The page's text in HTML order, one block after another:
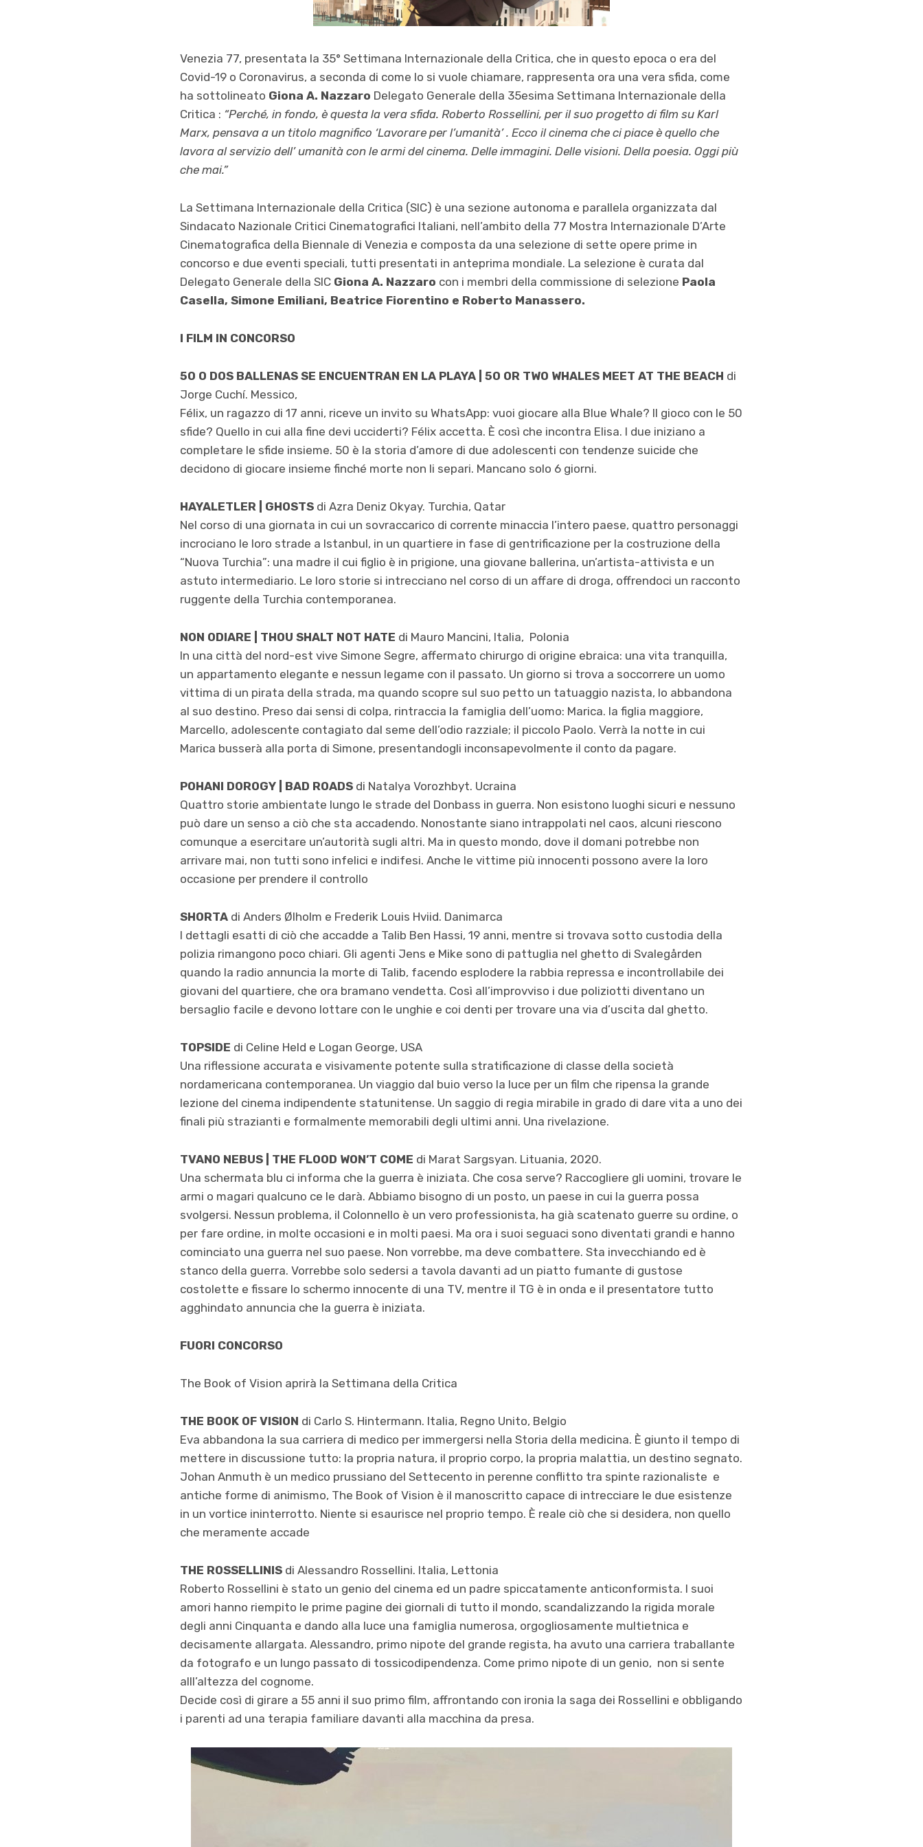
Venezia 77, presentata la 35° Settimana Internazionale della Critica, che in questo epoca o era del
Covid-19 o Coronavirus, a seconda di come lo si vuole chiamare, rappresenta ora una vera sfida, come
ha sottolineato Giona A. Nazzaro Delegato Generale della 35esima Settimana Internazionale della
Critica : “Perché, in fondo, è questa la vera sfida. Roberto Rossellini, per il suo progetto di film su Karl
Marx, pensava a un titolo magnifico ‘Lavorare per l’umanità’ . Ecco il cinema che ci piace è quello che
lavora al servizio dell’ umanità con le armi del cinema. Delle immagini. Delle visioni. Della poesia. Oggi più
che mai.”
La Settimana Internazionale della Critica (SIC) è una sezione autonoma e parallela organizzata dal
Sindacato Nazionale Critici Cinematografici Italiani, nell’ambito della 77 Mostra Internazionale D’Arte
Cinematografica della Biennale di Venezia e composta da una selezione di sette opere prime in
concorso e due eventi speciali, tutti presentati in anteprima mondiale. La selezione è curata dal
Delegato Generale della SIC Giona A. Nazzaro con i membri della commissione di selezione Paola
Casella, Simone Emiliani, Beatrice Fiorentino e Roberto Manassero.
I FILM IN CONCORSO
50 O DOS BALLENAS SE ENCUENTRAN EN LA PLAYA | 50 OR TWO WHALES MEET AT THE BEACH di
Jorge Cuchí. Messico,
Félix, un ragazzo di 17 anni, riceve un invito su WhatsApp: vuoi giocare alla Blue Whale? Il gioco con le 50
sfide? Quello in cui alla fine devi ucciderti? Félix accetta. È così che incontra Elisa. I due iniziano a
completare le sfide insieme. 50 è la storia d’amore di due adolescenti con tendenze suicide che
decidono di giocare insieme finché morte non li separi. Mancano solo 6 giorni.
HAYALETLER | GHOSTS di Azra Deniz Okyay. Turchia, Qatar
Nel corso di una giornata in cui un sovraccarico di corrente minaccia l’intero paese, quattro personaggi
incrociano le loro strade a Istanbul, in un quartiere in fase di gentrificazione per la costruzione della
“Nuova Turchia”: una madre il cui figlio è in prigione, una giovane ballerina, un’artista-attivista e un
astuto intermediario. Le loro storie si intrecciano nel corso di un affare di droga, offrendoci un racconto
ruggente della Turchia contemporanea.
NON ODIARE | THOU SHALT NOT HATE di Mauro Mancini, Italia, Polonia
In una città del nord-est vive Simone Segre, affermato chirurgo di origine ebraica: una vita tranquilla,
un appartamento elegante e nessun legame con il passato. Un giorno si trova a soccorrere un uomo
vittima di un pirata della strada, ma quando scopre sul suo petto un tatuaggio nazista, lo abbandona
al suo destino. Preso dai sensi di colpa, rintraccia la famiglia dell’uomo: Marica. la figlia maggiore,
Marcello, adolescente contagiato dal seme dell’odio razziale; il piccolo Paolo. Verrà la notte in cui
Marica busserà alla porta di Simone, presentandogli inconsapevolmente il conto da pagare.
POHANI DOROGY | BAD ROADS di Natalya Vorozhbyt. Ucraina
Quattro storie ambientate lungo le strade del Donbass in guerra. Non esistono luoghi sicuri e nessuno
può dare un senso a ciò che sta accadendo. Nonostante siano intrappolati nel caos, alcuni riescono
comunque a esercitare un’autorità sugli altri. Ma in questo mondo, dove il domani potrebbe non
arrivare mai, non tutti sono infelici e indifesi. Anche le vittime più innocenti possono avere la loro
occasione per prendere il controllo
SHORTA di Anders Ølholm e Frederik Louis Hviid. Danimarca
I dettagli esatti di ciò che accadde a Talib Ben Hassi, 19 anni, mentre si trovava sotto custodia della
polizia rimangono poco chiari. Gli agenti Jens e Mike sono di pattuglia nel ghetto di Svalegården
quando la radio annuncia la morte di Talib, facendo esplodere la rabbia repressa e incontrollabile dei
giovani del quartiere, che ora bramano vendetta. Così all’improvviso i due poliziotti diventano un
bersaglio facile e devono lottare con le unghie e coi denti per trovare una via d’uscita dal ghetto.
TOPSIDE di Celine Held e Logan George, USA
Una riflessione accurata e visivamente potente sulla stratificazione di classe della società
nordamericana contemporanea. Un viaggio dal buio verso la luce per un film che ripensa la grande
lezione del cinema indipendente statunitense. Un saggio di regia mirabile in grado di dare vita a uno dei
finali più strazianti e formalmente memorabili degli ultimi anni. Una rivelazione.
TVANO NEBUS | THE FLOOD WON’T COME di Marat Sargsyan. Lituania, 2020.
Una schermata blu ci informa che la guerra è iniziata. Che cosa serve? Raccogliere gli uomini, trovare le
armi o magari qualcuno ce le darà. Abbiamo bisogno di un posto, un paese in cui la guerra possa
svolgersi. Nessun problema, il Colonnello è un vero professionista, ha già scatenato guerre su ordine, o
per fare ordine, in molte occasioni e in molti paesi. Ma ora i suoi seguaci sono diventati grandi e hanno
cominciato una guerra nel suo paese. Non vorrebbe, ma deve combattere. Sta invecchiando ed è
stanco della guerra. Vorrebbe solo sedersi a tavola davanti ad un piatto fumante di gustose
costolette e fissare lo schermo innocente di una TV, mentre il TG è in onda e il presentatore tutto
agghindato annuncia che la guerra è iniziata.
FUORI CONCORSO
The Book of Vision aprirà la Settimana della Critica
THE BOOK OF VISION di Carlo S. Hintermann. Italia, Regno Unito, Belgio
Eva abbandona la sua carriera di medico per immergersi nella Storia della medicina. È giunto il tempo di
mettere in discussione tutto: la propria natura, il proprio corpo, la propria malattia, un destino segnato.
Johan Anmuth è un medico prussiano del Settecento in perenne conflitto tra spinte razionaliste e
antiche forme di animismo, The Book of Vision è il manoscritto capace di intrecciare le due esistenze
in un vortice ininterrotto. Niente si esaurisce nel proprio tempo. È reale ciò che si desidera, non quello
che meramente accade
THE ROSSELLINIS di Alessandro Rossellini. Italia, Lettonia
Roberto Rossellini è stato un genio del cinema ed un padre spiccatamente anticonformista. I suoi
amori hanno riempito le prime pagine dei giornali di tutto il mondo, scandalizzando la rigida morale
degli anni Cinquanta e dando alla luce una famiglia numerosa, orgogliosamente multietnica e
decisamente allargata. Alessandro, primo nipote del grande regista, ha avuto una carriera traballante
da fotografo e un lungo passato di tossicodipendenza. Come primo nipote di un genio, non si sente
alll’altezza del cognome.
Decide così di girare a 55 anni il suo primo film, affrontando con ironia la saga dei Rossellini e obbligando
i parenti ad una terapia familiare davanti alla macchina da presa.